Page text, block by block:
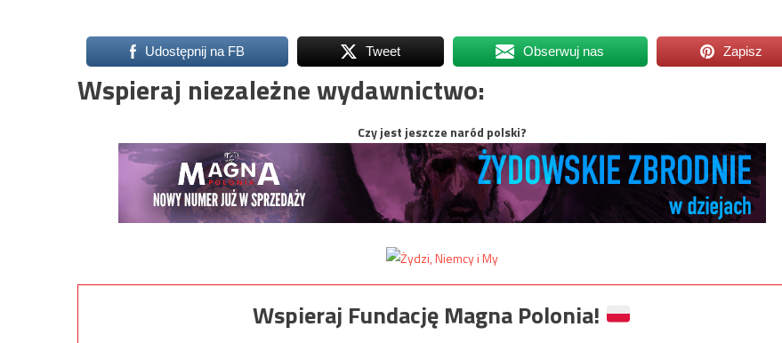
Udostępnij na FB Tweet Obserwuj nas Zapisz
Wspieraj niezależne wydawnictwo:
Czy jest jeszcze naród polski?
Wspieraj Fundację Magna Polonia!